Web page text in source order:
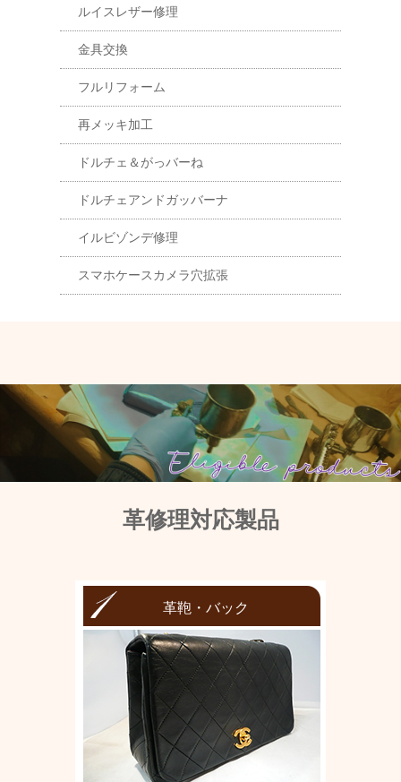
ルイスレザー修理
金具交換
フルリフォーム
再メッキ加工
ドルチェ＆がっバーね
ドルチェアンドガッバーナ
イルビゾンデ修理
スマホケースカメラ穴拡張
革修理対応製品
革鞄・バック